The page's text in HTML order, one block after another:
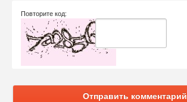
Повторите код:
Отправить комментарий